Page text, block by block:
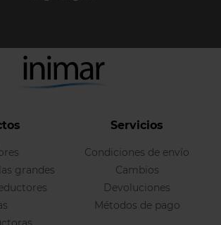
grandes
Servicios
Condiciones de envío
Cambios
Devoluciones
Métodos de pago